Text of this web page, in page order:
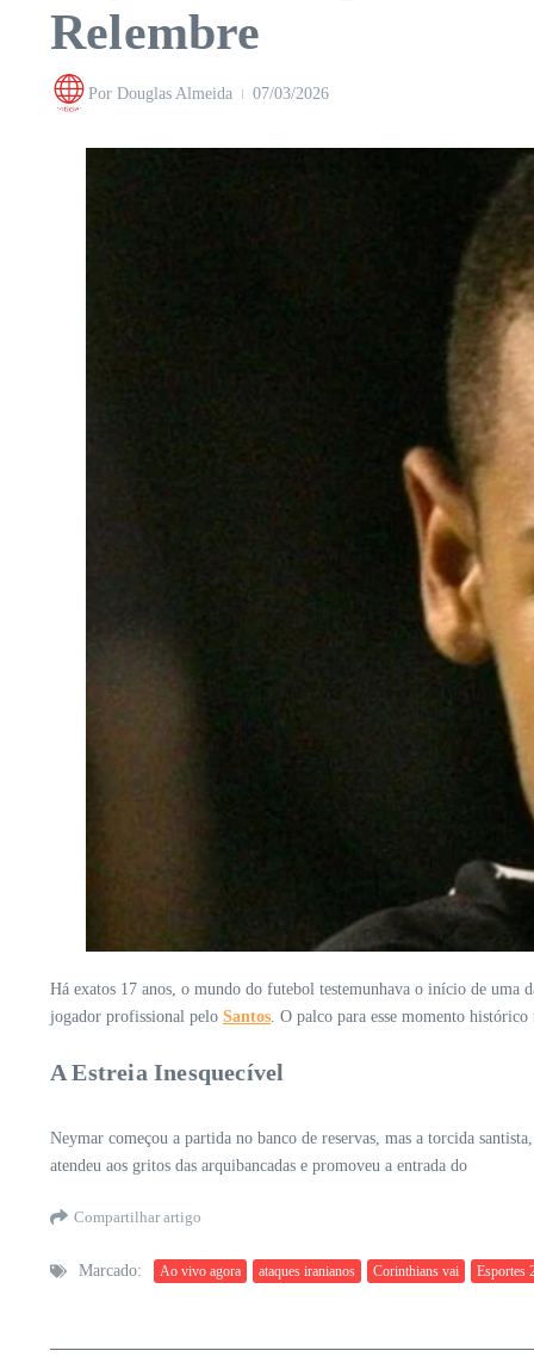
Relembre
Por Douglas Almeida 07/03/2026
Há exatos 17 anos, o mundo do futebol testemunhava o início de uma
jogador profissional pelo Santos. O palco para esse momento
A Estreia Inesquecível
Neymar começou a partida no banco de reservas, mas a torcida
atendeu aos gritos das arquibancadas e promoveu a entrada do
Compartilhar artigo
Marcado: Ao vivo agora ataques iranianos Corinthians vai Esportes